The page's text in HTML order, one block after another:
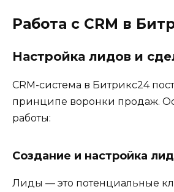
Работа с CRM в
Настройка лидов и
CRM-система в Битрикс24
принципе воронки продаж.
работы:
Создание и настройка
Лиды — это потенциальные